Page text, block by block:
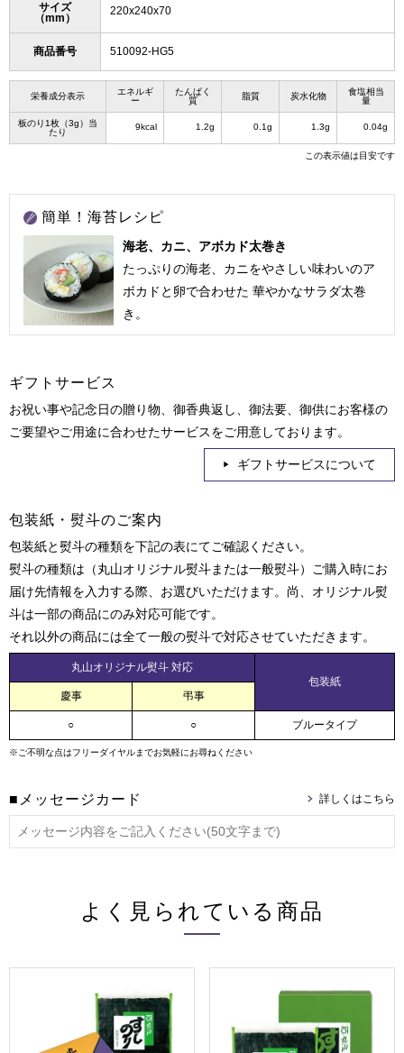
サイズ
（mm）
220x240x70
商品番号 510092-HG5
栄養成分表示
エネルギ
ー
たんぱく
質
脂質 炭水化物
食塩相当
量
板のり1枚（3g）当
たり
9kcal 1.2g 0.1g 1.3g 0.04g
この表示値は目安です
簡単！海苔レシピ
海老、カニ、アボカド太巻き
たっぷりの海老、カニをやさしい味わいのア
ボカドと卵で合わせた 華やかなサラダ太巻
き。
ギフトサービス
お祝い事や記念日の贈り物、御香典返し、御法要、御供にお客様の
ご要望やご用途に合わせたサービスをご用意しております。
ギフトサービスについて
包装紙・熨斗のご案内
包装紙と熨斗の種類を下記の表にてご確認ください。
熨斗の種類は（丸山オリジナル熨斗または一般熨斗）ご購入時にお
届け先情報を入力する際、お選びいただけます。尚、オリジナル熨
斗は一部の商品にのみ対応可能です。
それ以外の商品には全て一般の熨斗で対応させていただきます。
丸山オリジナル熨斗 対応
包装紙
慶事
弔事
○ ○ ブルータイプ
※ご不明な点はフリーダイヤルまでお気軽にお尋ねください
■メッセージカード
よく見られている商品